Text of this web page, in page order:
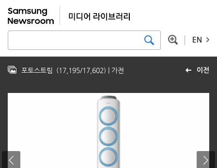
EN
이전
포토스트림 (17,195/17,602) | 가전